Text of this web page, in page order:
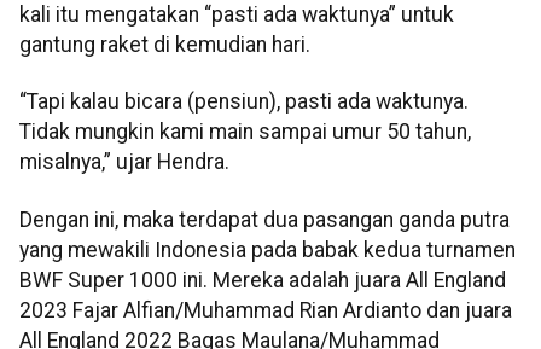
kali itu mengatakan “pasti ada waktunya” untuk
gantung raket di kemudian hari.
“Tapi kalau bicara (pensiun), pasti ada waktunya.
Tidak mungkin kami main sampai umur 50 tahun,
misalnya,” ujar Hendra.
Dengan ini, maka terdapat dua pasangan ganda putra
yang mewakili Indonesia pada babak kedua turnamen
BWF Super 1000 ini. Mereka adalah juara All England
2023 Fajar Alfian/Muhammad Rian Ardianto dan juara
All England 2022 Bagas Maulana/Muhammad